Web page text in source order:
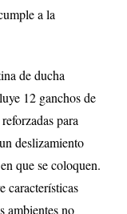
a la
de ducha
12 ganchos de
para
deslizamiento
que se coloquen.
características
ambientes no